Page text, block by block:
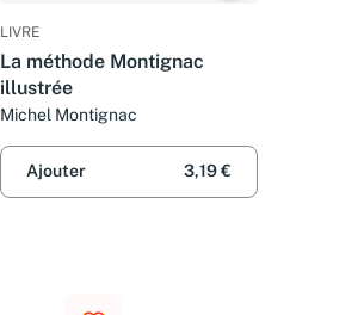
LIVRE
La méthode Montignac
illustrée
Michel Montignac
Ajouter 3,19 €